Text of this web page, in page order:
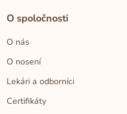
O spoločnosti
O nás
O nosení
Lekári a odborníci
Certifikáty